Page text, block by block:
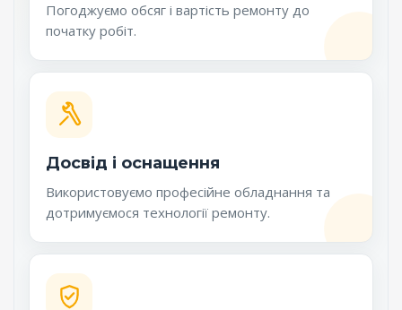
Погоджуємо обсяг і вартість ремонту до
початку робіт.
Досвід і оснащення
Використовуємо професійне обладнання та
дотримуємося технології ремонту.